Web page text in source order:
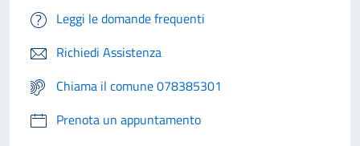
Leggi le domande frequenti
Richiedi Assistenza
Chiama il comune 078385301
Prenota un appuntamento